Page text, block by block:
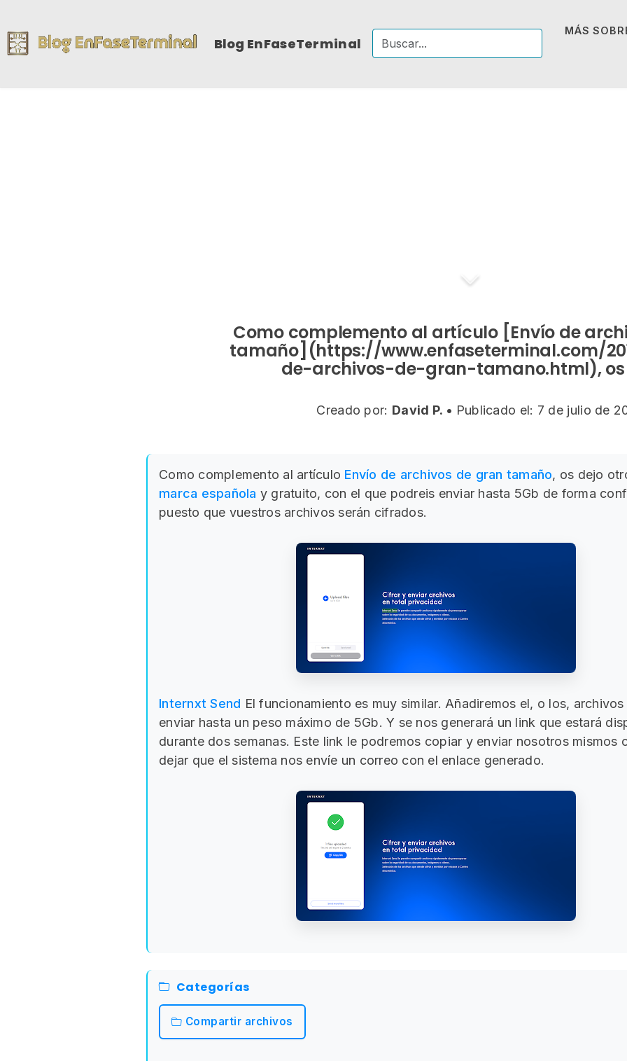
Blog EnFaseTerminal
MÁS
Como complemento al artículo [Envío de
tamaño](https://www.enfaseterminal.com/
de-archivos-de-gran-tamano.html), os
Creado por: David P. • Publicado el: 7 de julio de
Como complemento al artículo Envío de archivos de gran tamaño, os dejo
marca española y gratuito, con el que podreis enviar hasta 5Gb de forma
puesto que vuestros archivos serán cifrados.
Internxt Send El funcionamiento es muy similar. Añadiremos el, o los,
enviar hasta un peso máximo de 5Gb. Y se nos generará un link que estará
durante dos semanas. Este link le podremos copiar y enviar nosotros mismos
dejar que el sistema nos envíe un correo con el enlace generado.
Categorías
Compartir archivos